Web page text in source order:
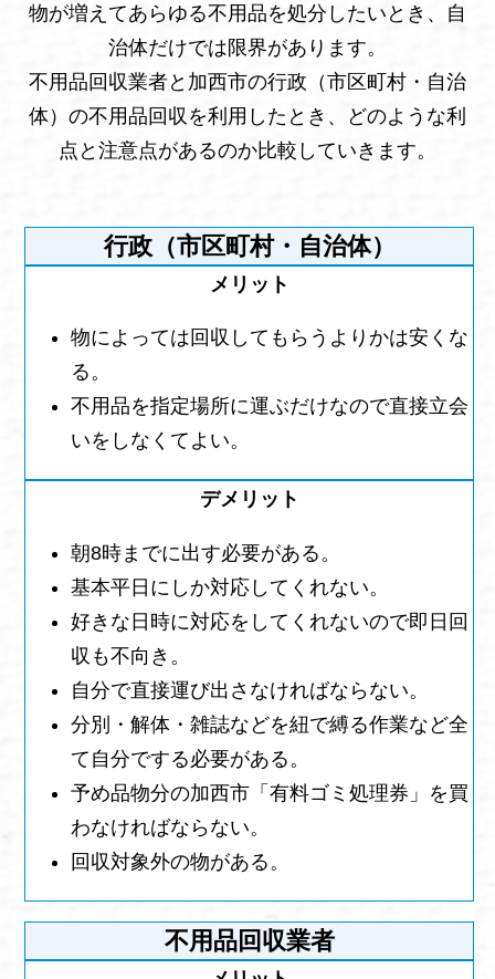
物が増えてあらゆる不用品を処分したいとき、自
治体だけでは限界があります。
不用品回収業者と加西市の行政（市区町村・自治
体）の不用品回収を利用したとき、どのような利
点と注意点があるのか比較していきます。
行政（市区町村・自治体）
物によっては回収してもらうよりかは安くな
る。
不用品を指定場所に運ぶだけなので直接立会
いをしなくてよい。
朝8時までに出す必要がある。
基本平日にしか対応してくれない。
好きな日時に対応をしてくれないので即日回
収も不向き。
自分で直接運び出さなければならない。
分別・解体・雑誌などを紐で縛る作業など全
て自分でする必要がある。
予め品物分の加西市「有料ゴミ処理券」を買
わなければならない。
回収対象外の物がある。
不用品回収業者